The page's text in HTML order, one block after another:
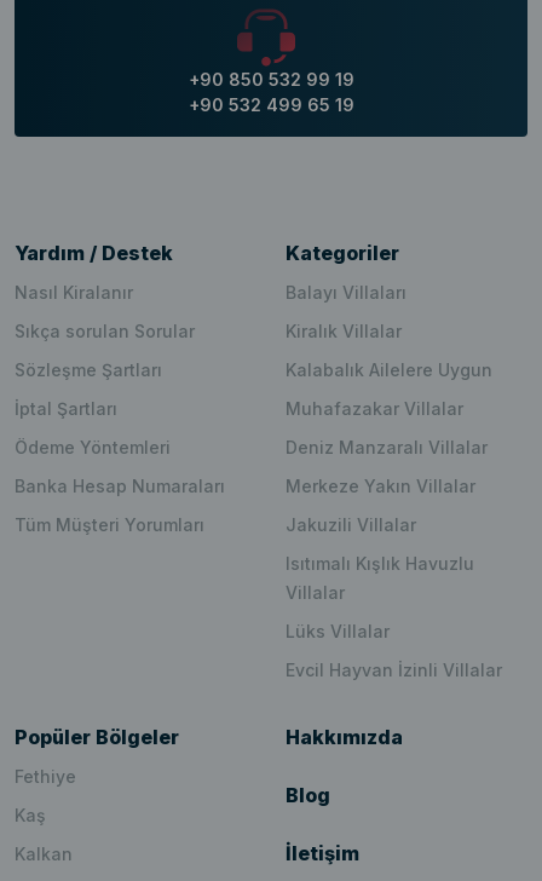
+90 850 532 99 19
+90 532 499 65 19
Yardım / Destek
Nasıl Kiralanır
Sıkça sorulan Sorular
Sözleşme Şartları
İptal Şartları
Ödeme Yöntemleri
Banka Hesap Numaraları
Tüm Müşteri Yorumları
Kategoriler
Balayı Villaları
Kiralık Villalar
Kalabalık Ailelere Uygun
Muhafazakar Villalar
Deniz Manzaralı Villalar
Merkeze Yakın Villalar
Jakuzili Villalar
Isıtımalı Kışlık Havuzlu
Villalar
Lüks Villalar
Evcil Hayvan İzinli Villalar
Popüler Bölgeler
Fethiye
Kaş
Kalkan
Hakkımızda
Blog
İletişim